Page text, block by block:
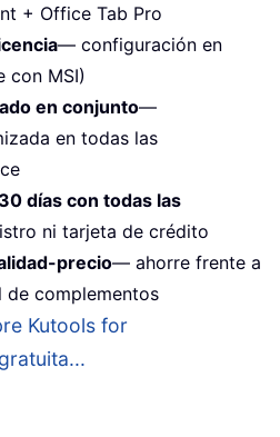
+ Office Tab Pro
— configuración en
con MSI)
en conjunto—
en todas las
días con todas las
ni tarjeta de crédito
precio— ahorre frente a
de complementos
Kutools for